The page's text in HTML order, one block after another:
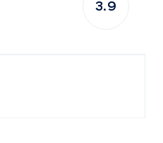
3.9